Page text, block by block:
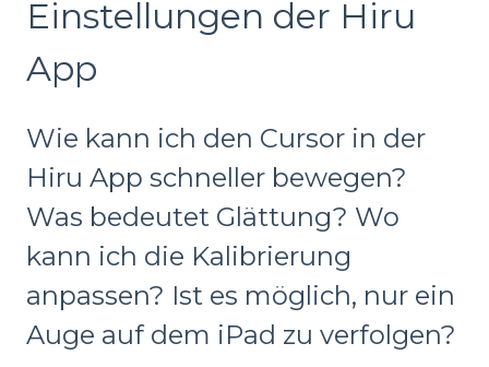
Einstellungen der Hiru
App
Wie kann ich den Cursor in der
Hiru App schneller bewegen?
Was bedeutet Glättung? Wo
kann ich die Kalibrierung
anpassen? Ist es möglich, nur ein
Auge auf dem iPad zu verfolgen?